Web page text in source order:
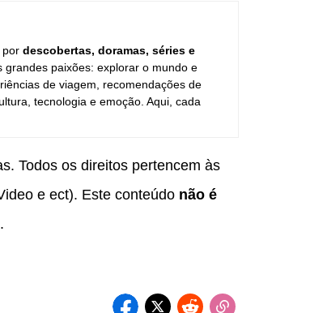
por descobertas, doramas, séries e
paixões: explorar o mundo e
de viagem, recomendações de
tecnologia e emoção. Aqui, cada
Todos os direitos pertencem às
e ect). Este conteúdo não é
.